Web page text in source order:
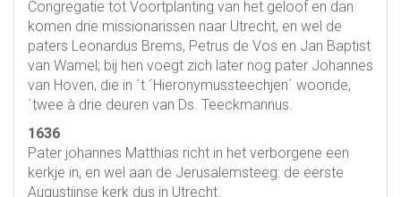
Congregatie tot Voortplanting van het geloof en dan
komen drie missionarissen naar Utrecht, en wel de
paters Leonardus Brems, Petrus de Vos en Jan Baptist
van Wamel; bij hen voegt zich later nog pater Johannes
van Hoven, die in ´t ´Hieronymussteechjen´ woonde,
´twee à drie deuren van Ds. Teeckmannus.
1636
Pater johannes Matthias richt in het verborgene een
kerkje in, en wel aan de Jerusalemsteeg: de eerste
Augustijnse kerk dus in Utrecht.